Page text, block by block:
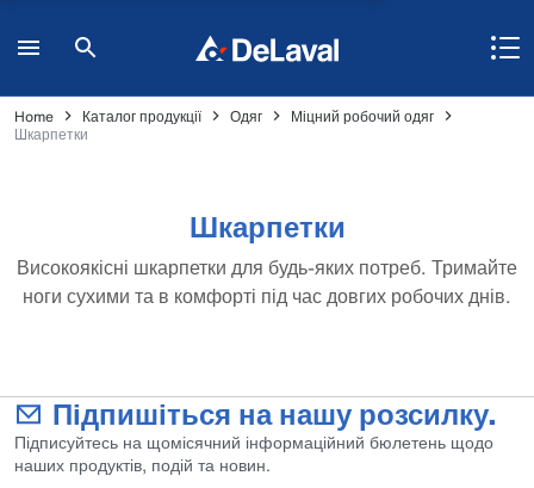
Home Каталог продукції Одяг
Міцний робочий одяг
Шкарпетки
Шкарпетки
Високоякісні шкарпетки для будь-яких потреб. Тримайте
ноги сухими та в комфорті під час довгих робочих днів.
Підпишіться на нашу розсилку.
Підписуйтесь на щомісячний інформаційний бюлетень щодо
наших продуктів, подій та новин.